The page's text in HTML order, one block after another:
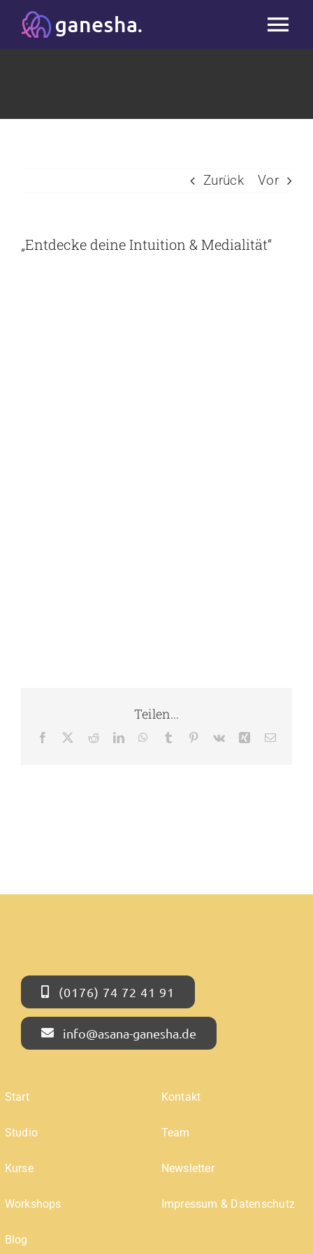
Inhalt
Studio
Zurück Vor
„Entdecke deine Intuition & Medialität“
Teilen...
Facebook RedditLinkedInWhatsApp
Tumblr Pinterest
Vk XingE-
(0176) 74 72 41 91
info@asana-ganesha.de
Start
Studio
Kurse
Workshops
Blog
Kontakt
Team
Newsletter
Impressum & Datenschutz